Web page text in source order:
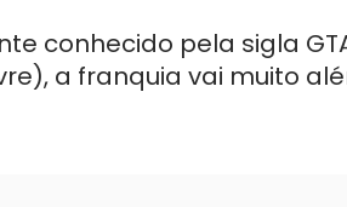
conhecido pela sigla
a franquia vai muito